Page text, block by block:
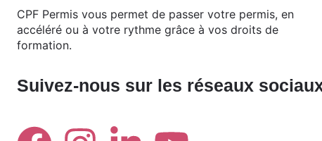
CPF Permis vous permet de passer votre permis, en
accéléré ou à votre rythme grâce à vos droits de
formation.
Suivez-nous sur les réseaux